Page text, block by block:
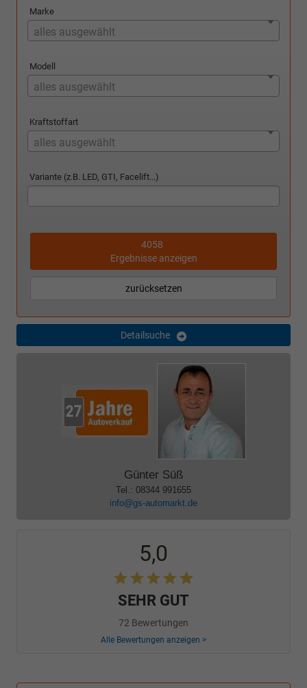
Marke
alles ausgewählt
Modell
alles ausgewählt
Kraftstoffart
alles ausgewählt
Variante (z.B. LED, GTI, Facelift...)
4058
Ergebnisse anzeigen
zurücksetzen
Detailsuche
Günter Süß
Tel.: 08344 991655
info@gs-automarkt.de
5,0
SEHR GUT
72 Bewertungen
Alle Bewertungen anzeigen >